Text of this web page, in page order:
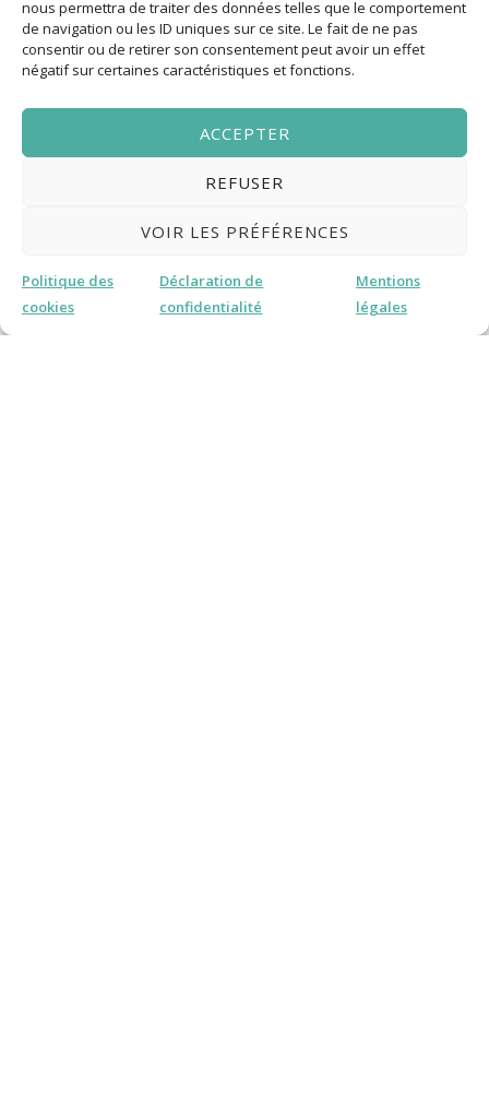
nous permettra de traiter des données telles que le comportement
de navigation ou les ID uniques sur ce site. Le fait de ne pas
consentir ou de retirer son consentement peut avoir un effet
négatif sur certaines caractéristiques et fonctions.
ACCEPTER
REFUSER
VOIR LES PRÉFÉRENCES
Politique des
cookies
Déclaration de
confidentialité
Mentions
légales